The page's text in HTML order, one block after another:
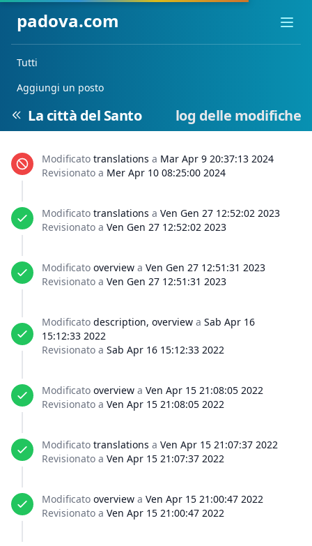
padova.com
Tutti
Aggiungi un posto
La città del Santo log delle modifiche
Modificato translations a Mar Apr 9 20:37:13 2024
Revisionato a Mer Apr 10 08:25:00 2024
Modificato translations a Ven Gen 27 12:52:02 2023
Revisionato a Ven Gen 27 12:52:02 2023
Modificato overview a Ven Gen 27 12:51:31 2023
Revisionato a Ven Gen 27 12:51:31 2023
Modificato description, overview a Sab Apr 16
15:12:33 2022
Revisionato a Sab Apr 16 15:12:33 2022
Modificato overview a Ven Apr 15 21:08:05 2022
Revisionato a Ven Apr 15 21:08:05 2022
Modificato translations a Ven Apr 15 21:07:37 2022
Revisionato a Ven Apr 15 21:07:37 2022
Modificato overview a Ven Apr 15 21:00:47 2022
Revisionato a Ven Apr 15 21:00:47 2022